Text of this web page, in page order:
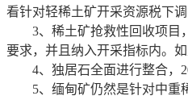
看针对轻稀土矿开采资源税下
3、稀土矿抢救性回收项目，
要求，并且纳入开采指标内。
4、独居石全面进行整合，
5、缅甸矿仍然是针对中重稀